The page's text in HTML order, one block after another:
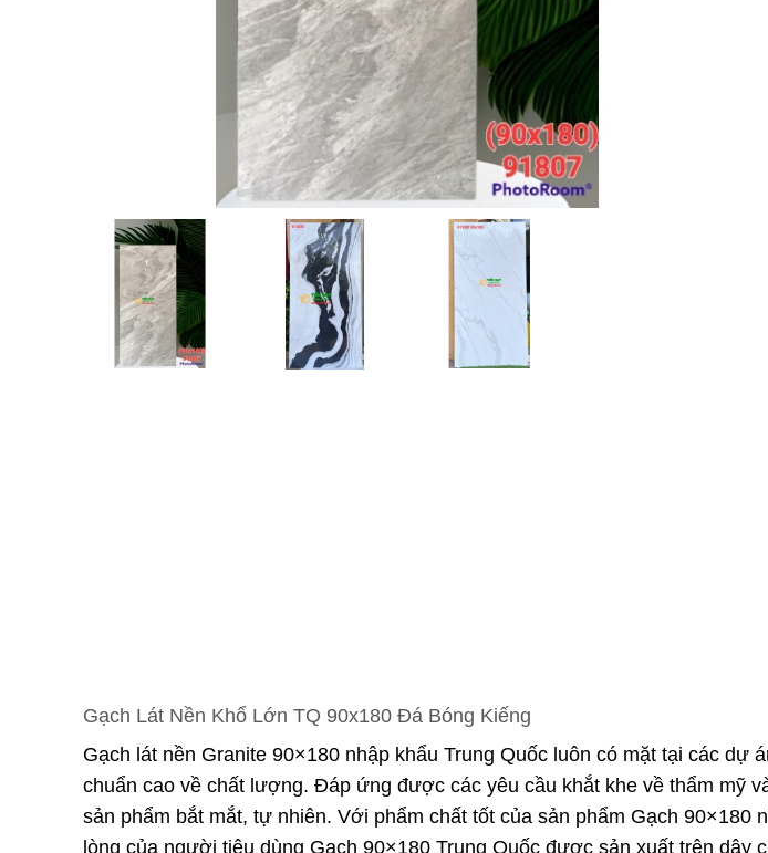
Gạch Lát Nền Khổ Lớn TQ 90x180 Đá Bóng Kiếng
Gạch lát nền Granite 90×180 nhập khẩu Trung Quốc luôn có mặt tại các
chuẩn cao về chất lượng. Đáp ứng được các yêu cầu khắt khe về thẩm mỹ
sản phẩm bắt mắt, tự nhiên. Với phẩm chất tốt của sản phẩm Gạch
lòng của người tiêu dùng Gạch 90×180 Trung Quốc được sản xuất trên dây